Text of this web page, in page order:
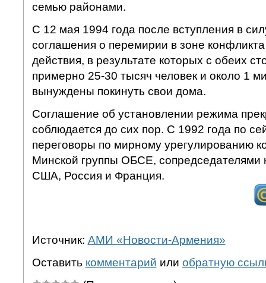
семью районами.
С 12 мая 1994 года после вступления в
соглашения о перемирии в зоне
действия, в результате которых с обеих
примерно 25-30 тысяч человек и около 1
вынуждены покинуть свои дома.
Соглашение об установлении режима
соблюдается до сих пор. С 1992 года по
переговоры по мирному урегулированию
Минской группы ОБСЕ, сопредседателями
США, Россия и Франция.
Источник: АМИ «Новости-Армения»
Оставить комментарий или обратную